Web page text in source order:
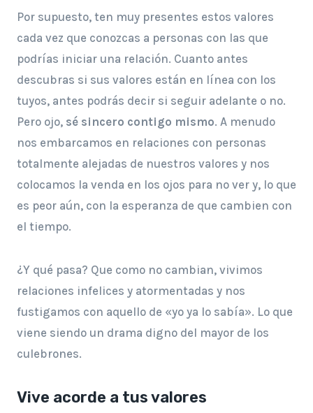
Por supuesto, ten muy presentes estos valores
cada vez que conozcas a personas con las que
podrías iniciar una relación. Cuanto antes
descubras si sus valores están en línea con los
tuyos, antes podrás decir si seguir adelante o no.
Pero ojo, sé sincero contigo mismo. A menudo
nos embarcamos en relaciones con personas
totalmente alejadas de nuestros valores y nos
colocamos la venda en los ojos para no ver y, lo que
es peor aún, con la esperanza de que cambien con
el tiempo.
¿Y qué pasa? Que como no cambian, vivimos
relaciones infelices y atormentadas y nos
fustigamos con aquello de «yo ya lo sabía». Lo que
viene siendo un drama digno del mayor de los
culebrones.
Vive acorde a tus valores